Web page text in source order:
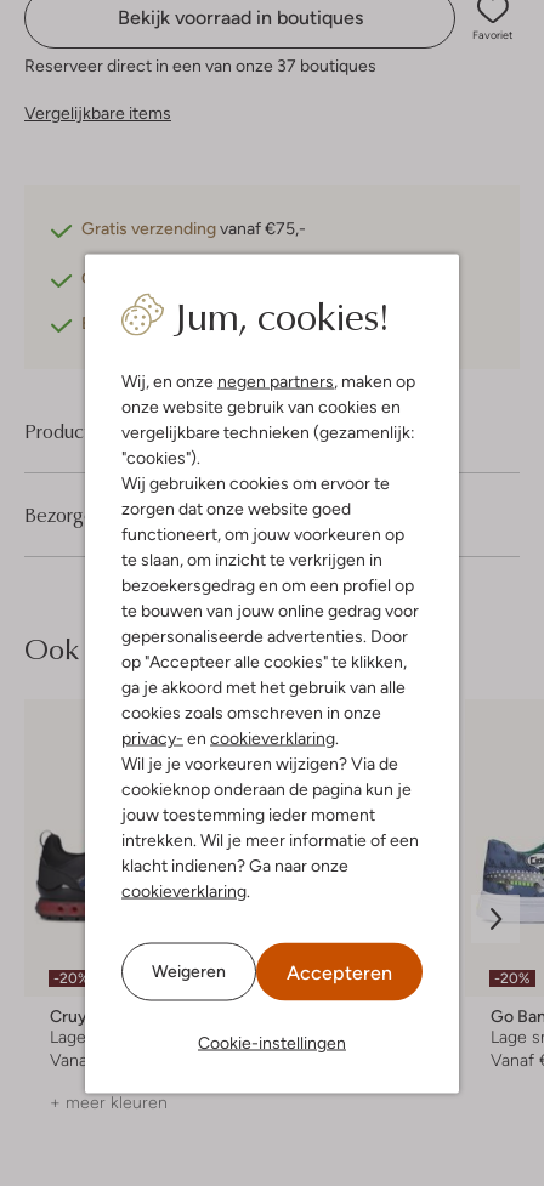
Jum, cookies!
Wij, en onze negen partners , maken op
onze website gebruik van cookies en
vergelijkbare technieken (gezamenlijk:
"cookies").
Wij gebruiken cookies om ervoor te
zorgen dat onze website goed
functioneert, om jouw voorkeuren op
te slaan, om inzicht te verkrijgen in
bezoekersgedrag en om een profiel op
te bouwen van jouw online gedrag voor
gepersonaliseerde advertenties. Door
op "Accepteer alle cookies" te klikken,
ga je akkoord met het gebruik van alle
cookies zoals omschreven in onze
privacy- en cookieverklaring
Wil je je voorkeuren wijzigen? Via de
cookieknop onderaan de pagina kun je
jouw toestemming ieder moment
intrekken. Wil je meer informatie of een
klacht indienen? Ga naar onze
cookieverklaring
Weigeren Accepteren
Cookie-instellingen
Bekijk voorraad in boutiques
Favoriet
Reserveer direct in een van onze 37 boutiques
Vergelijkbare items
Gratis verzendingvanaf €75,-
Gratis retourneren
Betaal achterafmet Klarna
Product informatie
Bezorgen & retourneren
Ook iets voor jou?
-20%
Cruyff Junior
Lage sneakers
Vanaf
+ meer kleuren
-60%
Lage sneakers
-20%
Go
Lage
Vanaf